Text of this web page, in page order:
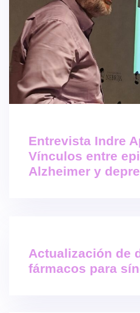
Entrevista Indre
Vínculos entre
Alzheimer y
Actualización de
fármacos para